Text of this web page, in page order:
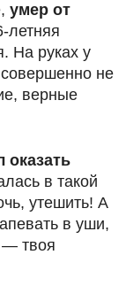
умер от
летняя
На руках у
не
верные
оказать
в такой
утешить! А
в уши,
— твоя